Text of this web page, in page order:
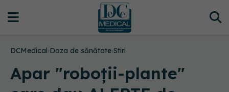
DCMedical›Doza de sănătate›Stiri
Apar "roboţii-plante"